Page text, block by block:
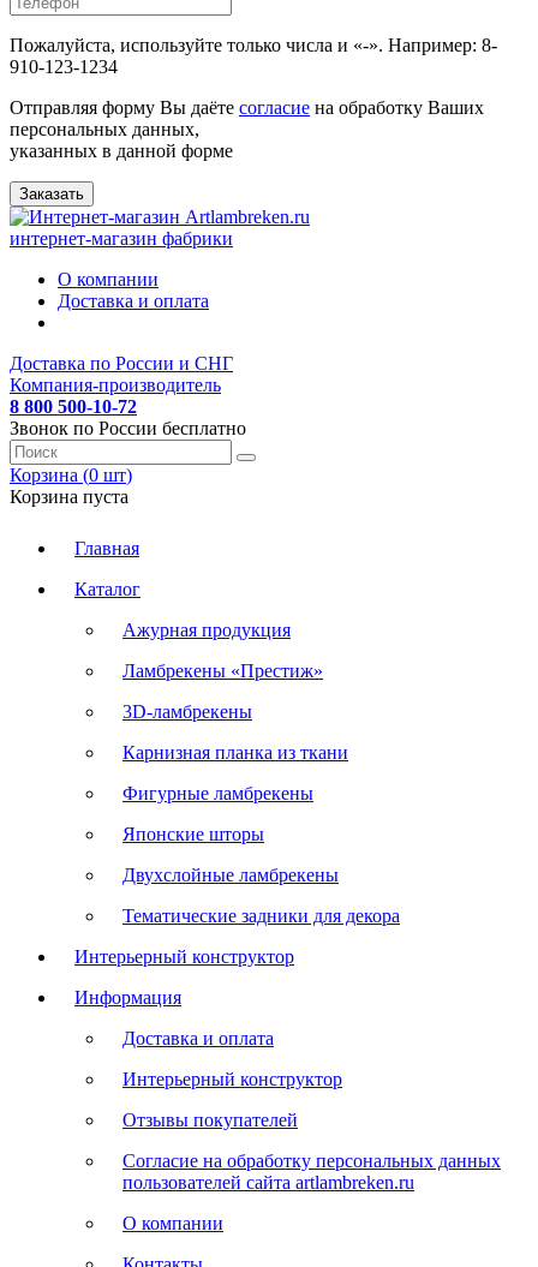
Пожалуйста, используйте только числа и «-». Например: 8-
910-123-1234
Отправляя форму Вы даёте согласие на обработку Ваших
персональных данных,
указанных в данной форме
Заказать
интернет-магазин фабрики
О компании
Доставка и оплата
Доставка по России и СНГ
Компания-производитель
8 800 500-10-72
Звонок по России бесплатно
Корзина (0 шт)
Корзина пуста
Главная
Каталог
Ажурная продукция
Ламбрекены «Престиж»
3D-ламбрекены
Карнизная планка из ткани
Фигурные ламбрекены
Японские шторы
Двухслойные ламбрекены
Тематические задники для декора
Интерьерный конструктор
Информация
Доставка и оплата
Интерьерный конструктор
Отзывы покупателей
Согласие на обработку персональных данных
пользователей сайта artlambreken.ru
О компании